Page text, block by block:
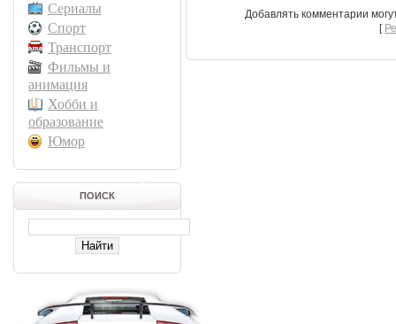
Сериалы
Спорт
Транспорт
Фильмы и
анимация
Хобби и
образование
Юмор
ПОИСК
Добавлять комментарии
[